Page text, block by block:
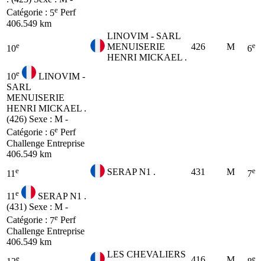
Catégorie : 5e Perf
406.549 km
10e
LINOVIM - SARL
MENUISERIE
HENRI MICKAEL .
426 M 6e
10e
LINOVIM -
SARL
MENUISERIE
HENRI MICKAEL .
(426) Sexe : M -
Catégorie : 6e Perf
Challenge Entreprise
406.549 km
11 e SERAP N1 . 431 M 7e
11 e
SERAP N1 .
(431) Sexe : M -
Catégorie : 7e Perf
Challenge Entreprise
406.549 km
e
LES CHEVALIERS
e